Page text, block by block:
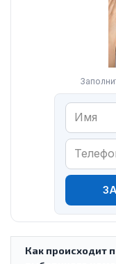
Как происходит